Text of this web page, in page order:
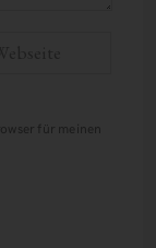
für meinen